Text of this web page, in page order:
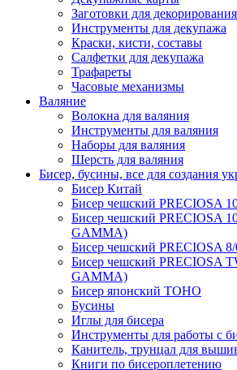
Заготовки для декорирования
Инструменты для декупажа
Краски, кисти, составы
Салфетки для декупажа
Трафареты
Часовые механизмы
Валяние
Волокна для валяния
Инструменты для валяния
Наборы для валяния
Шерсть для валяния
Бисер, бусины, все для создания
Бисер Китай
Бисер чешский PRECIOSA
Бисер чешский PRECIOSA
GAMMA)
Бисер чешский PRECIOSA
Бисер чешский PRECIOSA
GAMMA)
Бисер японский TOHO
Бусины
Иглы для бисера
Инструменты для работы с
Канитель, трунцал для
Книги по бисероплетению